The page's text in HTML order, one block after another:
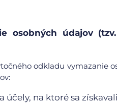
osobných údajov
odkladu vymazanie
na ktoré sa